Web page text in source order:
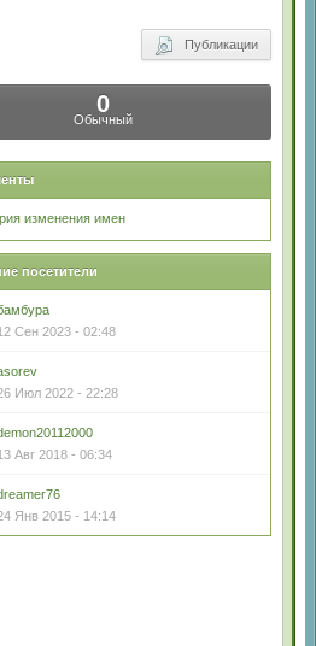
Публикации
0
Обычный
изменения имен
посетители
Сен 2023 - 02:48
Июл 2022 - 22:28
Авг 2018 - 06:34
Янв 2015 - 14:14